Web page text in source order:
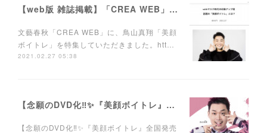
【web版 雑誌掲載】「CREA WEB」にて連載がスタートしました。
文藝春秋「CREA WEB」に、鳥山真翔「美顔
ボイトレ」を特集していただきました。htt…
2021.02.27 05:38
【念願のDVD化‼️✨『美顔ボイトレ』DVD全国発売決定📺💽🎉】
【念願のDVD化‼️✨『美顔ボイトレ』全国発売